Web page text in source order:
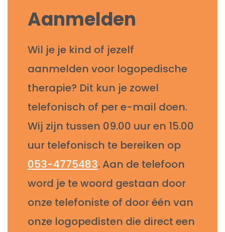
Aanmelden
Wil je je kind of jezelf
aanmelden voor logopedische
therapie? Dit kun je zowel
telefonisch of per e-mail doen.
Wij zijn tussen 09.00 uur en 15.00
uur telefonisch te bereiken op
053-4775483. Aan de telefoon
word je te woord gestaan door
onze telefoniste of door één van
onze logopedisten die direct een